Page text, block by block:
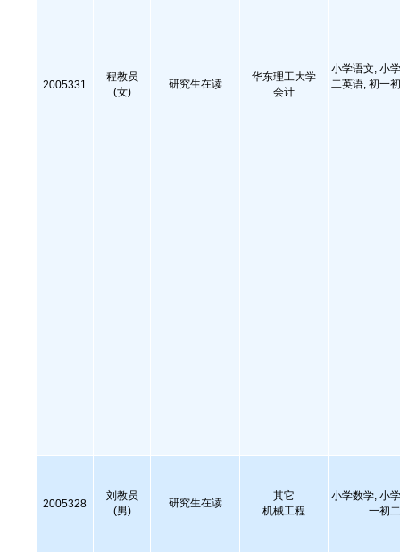
2005331
程教员
(女)
研究生在读
华东理工大学
会计
小学语文, 小
二英语, 初一
2005328
刘教员
(男)
研究生在读
其它
机械工程
小学数学, 小
一初